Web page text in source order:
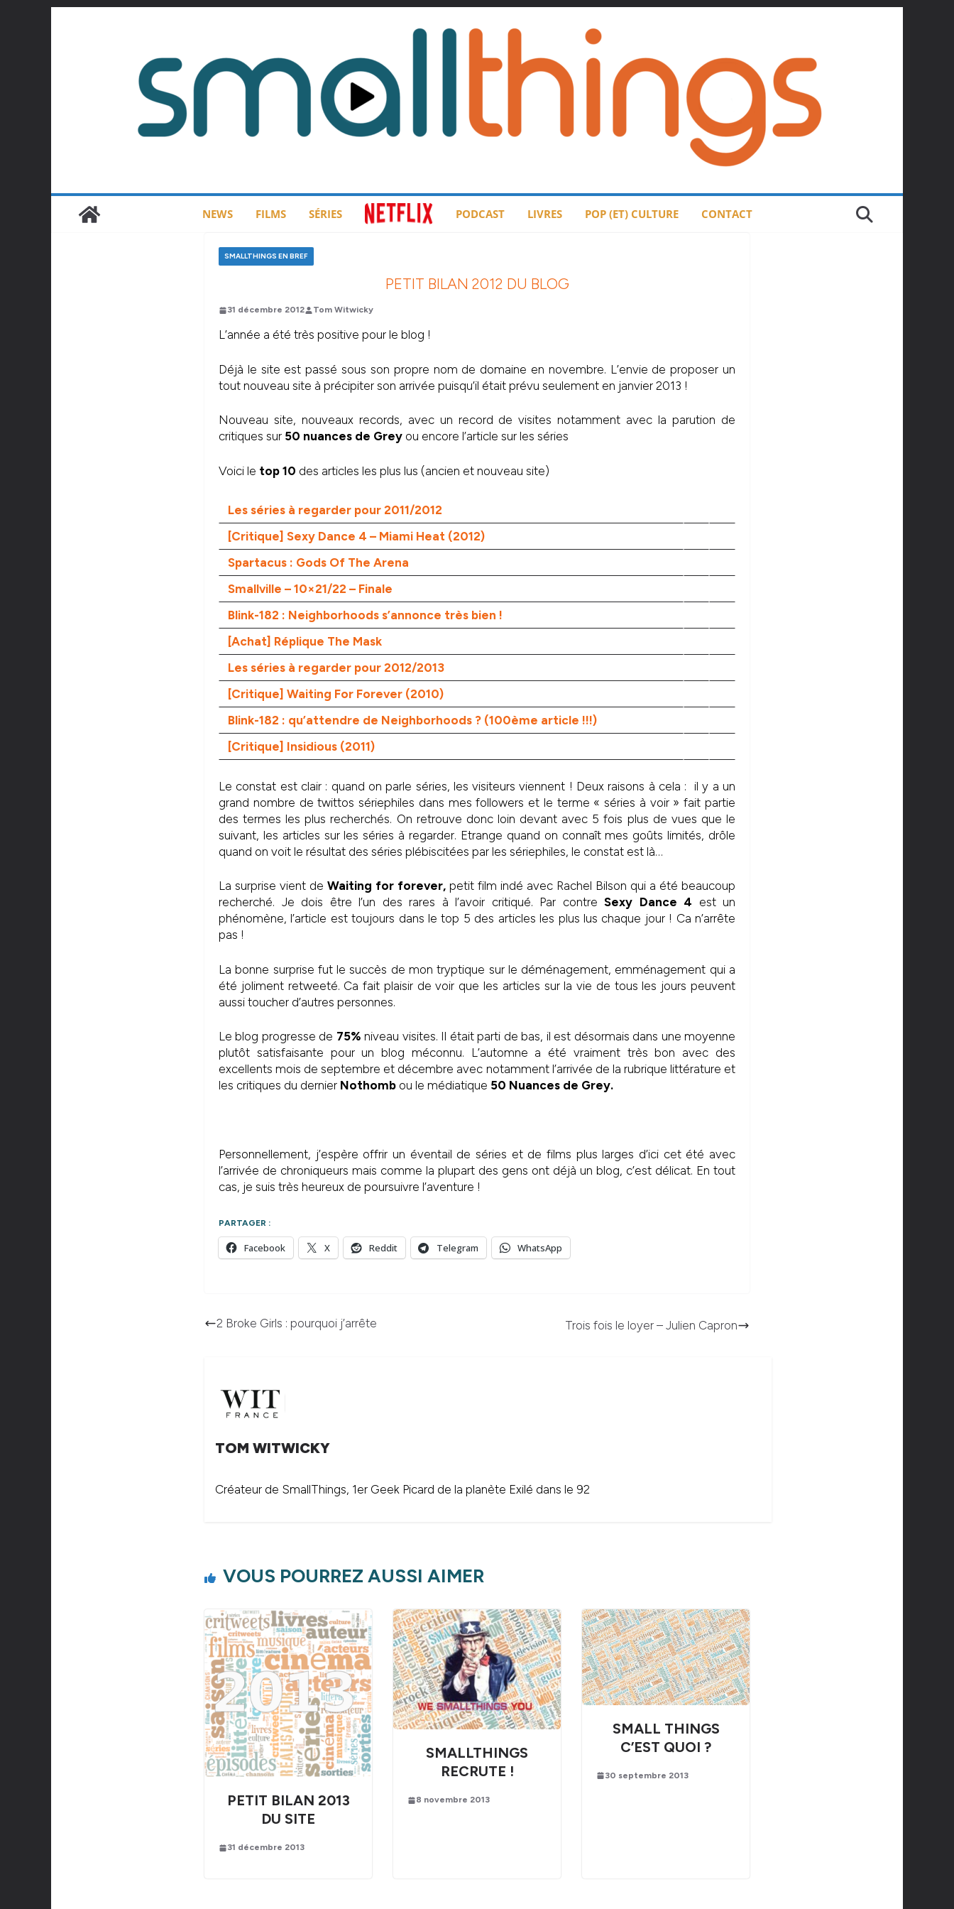
NEWS FILMS SÉRIES PODCAST LIVRES POP (ET) CULTURE CONTACT
SMALLTHINGS EN BREF
PETIT BILAN 2012 DU BLOG
31 décembre 2012 Tom Witwicky
L’année a été très positive pour le blog !
Déjà le site est passé sous son propre nom de domaine en novembre. L’envie de proposer un
tout nouveau site à précipiter son arrivée puisqu’il était prévu seulement en janvier 2013 !
Nouveau site, nouveaux records, avec un record de visites notamment avec la parution de
critiques sur 50 nuances de Grey ou encore l’article sur les séries
Voici le top 10 des articles les plus lus (ancien et nouveau site)
Les séries à regarder pour 2011/2012
[Critique] Sexy Dance 4 – Miami Heat (2012)
Spartacus : Gods Of The Arena
Smallville – 10×21/22 – Finale
Blink-182 : Neighborhoods s’annonce très bien !
[Achat] Réplique The Mask
Les séries à regarder pour 2012/2013
[Critique] Waiting For Forever (2010)
Blink-182 : qu’attendre de Neighborhoods ? (100ème article !!!)
[Critique] Insidious (2011)
Le constat est clair : quand on parle séries, les visiteurs viennent ! Deux raisons à cela : il y a un
grand nombre de twittos sériephiles dans mes followers et le terme « séries à voir » fait partie
des termes les plus recherchés. On retrouve donc loin devant avec 5 fois plus de vues que le
suivant, les articles sur les séries à regarder. Etrange quand on connaît mes goûts limités, drôle
quand on voit le résultat des séries plébiscitées par les sériephiles, le constat est là…
La surprise vient de Waiting for forever, petit film indé avec Rachel Bilson qui a été beaucoup
recherché. Je dois être l’un des rares à l’avoir critiqué. Par contre Sexy Dance 4 est un
phénomène, l’article est toujours dans le top 5 des articles les plus lus chaque jour ! Ca n’arrête
pas !
La bonne surprise fut le succès de mon tryptique sur le déménagement, emménagement qui a
été joliment retweeté. Ca fait plaisir de voir que les articles sur la vie de tous les jours peuvent
aussi toucher d’autres personnes.
Le blog progresse de 75% niveau visites. Il était parti de bas, il est désormais dans une moyenne
plutôt satisfaisante pour un blog méconnu. L’automne a été vraiment très bon avec des
excellents mois de septembre et décembre avec notamment l’arrivée de la rubrique littérature et
les critiques du dernier Nothomb ou le médiatique 50 Nuances de Grey.
Personnellement, j’espère offrir un éventail de séries et de films plus larges d’ici cet été avec
l’arrivée de chroniqueurs mais comme la plupart des gens ont déjà un blog, c’est délicat. En tout
cas, je suis très heureux de poursuivre l’aventure !
PARTAGER :
Facebook X Reddit Telegram WhatsApp
2 Broke Girls : pourquoi j’arrête Trois fois le loyer – Julien Capron
TOM WITWICKY
Créateur de SmallThings, 1er Geek Picard de la planète Exilé dans le 92
VOUS POURREZ AUSSI AIMER
PETIT BILAN 2013
DU SITE
31 décembre 2013
SMALLTHINGS
RECRUTE !
8 novembre 2013
SMALL THINGS
C’EST QUOI ?
30 septembre 2013